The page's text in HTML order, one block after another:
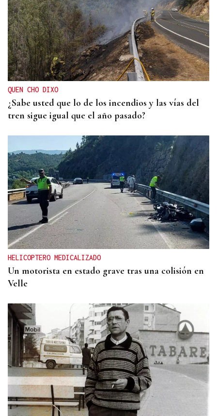
QUEN CHO DIXO
¿Sabe usted que lo de los incendios y las vías del
tren sigue igual que el año pasado?
HELICOPTERO MEDICALIZADO
Un motorista en estado grave tras una colisión en
Velle